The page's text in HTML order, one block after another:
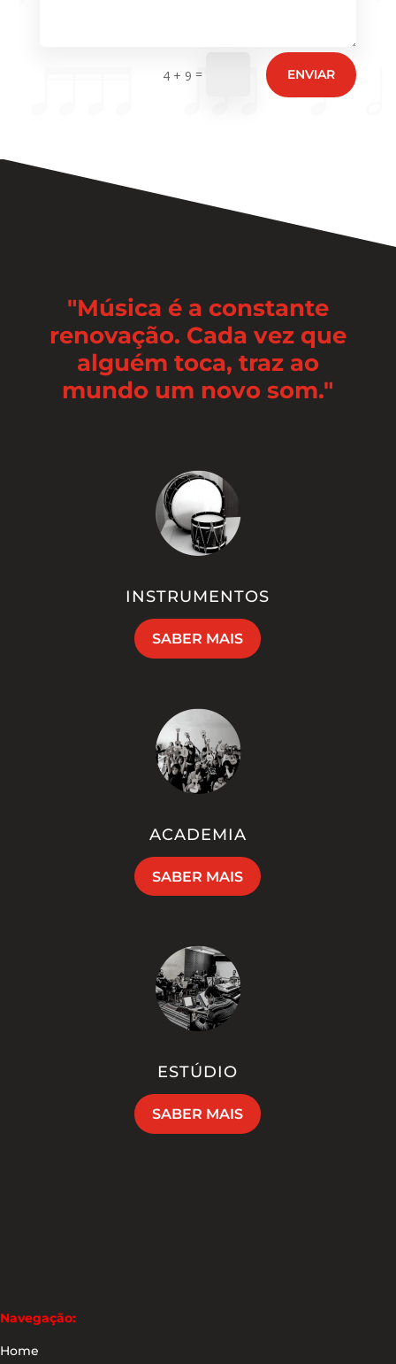
4 + 9 = ENVIAR
"Música é a constante
renovação. Cada vez que
alguém toca, traz ao
mundo um novo som."
INSTRUMENTOS
SABER MAIS
ACADEMIA
SABER MAIS
ESTÚDIO
SABER MAIS
Navegação:
Home